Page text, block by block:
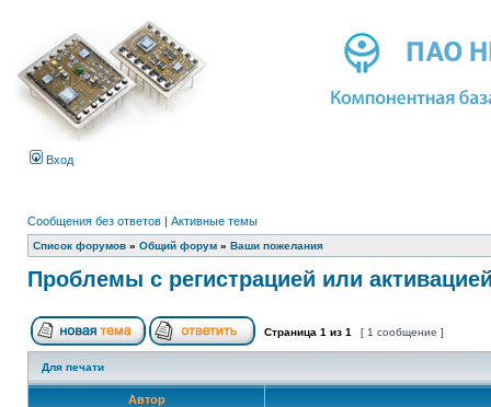
Вход
Сообщения без ответов | Активные темы
Список форумов » Общий форум » Ваши пожелания
Проблемы с регистрацией или
Страница 1 из 1 [ 1 сообщение ]
Для печати
Автор